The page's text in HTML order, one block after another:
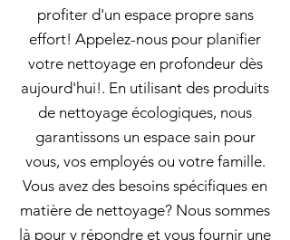
profiter d'un espace propre sans
effort! Appelez-nous pour planifier
votre nettoyage en profondeur dès
aujourd'hui!. En utilisant des produits
de nettoyage écologiques, nous
garantissons un espace sain pour
vous, vos employés ou votre famille.
Vous avez des besoins spécifiques en
matière de nettoyage? Nous sommes
là pour y répondre et vous fournir une